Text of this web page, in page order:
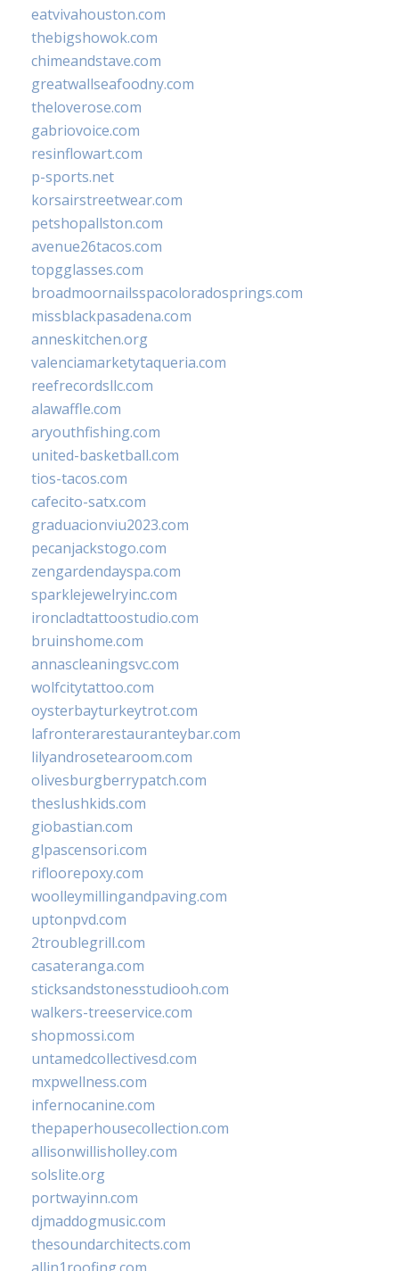
eatvivahouston.com
thebigshowok.com
chimeandstave.com
greatwallseafoodny.com
theloverose.com
gabriovoice.com
resinflowart.com
p-sports.net
korsairstreetwear.com
petshopallston.com
avenue26tacos.com
topgglasses.com
broadmoornailsspacoloradosprings.com
missblackpasadena.com
anneskitchen.org
valenciamarketytaqueria.com
reefrecordsllc.com
alawaffle.com
aryouthfishing.com
united-basketball.com
tios-tacos.com
cafecito-satx.com
graduacionviu2023.com
pecanjackstogo.com
zengardendayspa.com
sparklejewelryinc.com
ironcladtattoostudio.com
bruinshome.com
annascleaningsvc.com
wolfcitytattoo.com
oysterbayturkeytrot.com
lafronterarestauranteybar.com
lilyandrosetearoom.com
olivesburgberrypatch.com
theslushkids.com
giobastian.com
glpascensori.com
rifloorepoxy.com
woolleymillingandpaving.com
uptonpvd.com
2troublegrill.com
casateranga.com
sticksandstonesstudiooh.com
walkers-treeservice.com
shopmossi.com
untamedcollectivesd.com
mxpwellness.com
infernocanine.com
thepaperhousecollection.com
allisonwillisholley.com
solslite.org
portwayinn.com
djmaddogmusic.com
thesoundarchitects.com